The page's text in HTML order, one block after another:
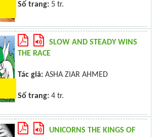
Số trang: 5 tr.
SLOW AND STEADY WINS
THE RACE
Tác giả: ASHA ZIAR AHMED
Số trang: 4 tr.
UNICORNS THE KINGS OF